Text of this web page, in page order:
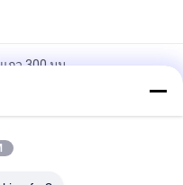
ถว 300 มม
, เครื่องปลูกข้าวขนาดเล็ก